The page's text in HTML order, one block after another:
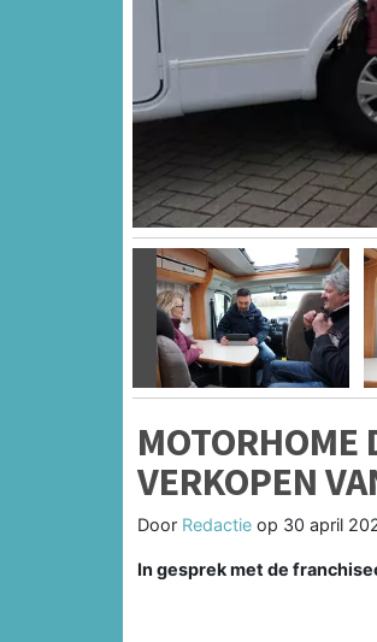
Vorige
MOTORHOME
VERKOPEN
Door Redactie op 30 april
In gesprek met de